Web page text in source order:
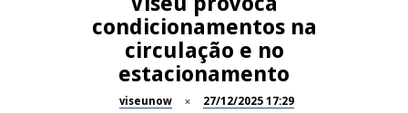
Dia do Foral em São João da
Pesqueira
Sernancelhe
condicionamentos na
circulação e no
estacionamento
viseunow 27/12/2025 17:29